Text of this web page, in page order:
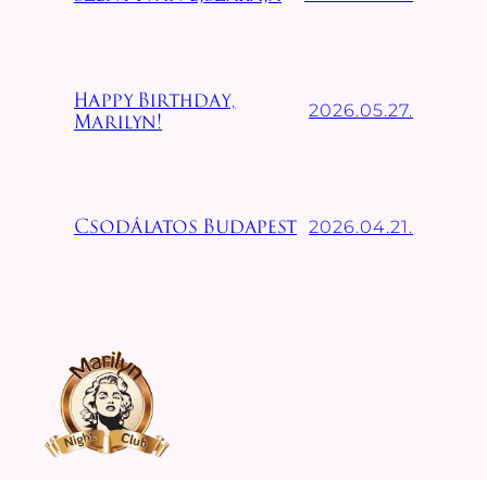
Happy Birthday,
Marilyn!
2026.05.27.
Csodálatos Budapest 2026.04.21.